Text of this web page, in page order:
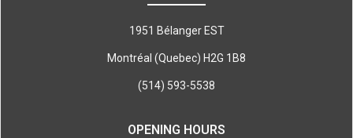
1951 Bélanger EST
Montréal (Quebec) H2G 1B8
(514) 593-5538
OPENING HOURS